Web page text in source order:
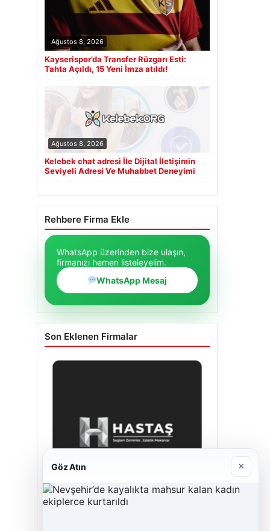
Ağustos 8, 2026
Kayserispor’da Transfer Rüzgarı Esti:
Tahta Açıldı, 15 Yeni İmza atıldı!
Ağustos 8, 2026
Kelebek chat adresi İle Dijital İletişimin
Seviyeli Adresi Ve Muhabbet Deneyimi
Rehbere Firma Ekle
WhatsApp üzerinden bize ulaşın,
firmanızı hemen listeleyelim.
WhatsApp Mesaj
Son Eklenen Firmalar
Göz Atın ×